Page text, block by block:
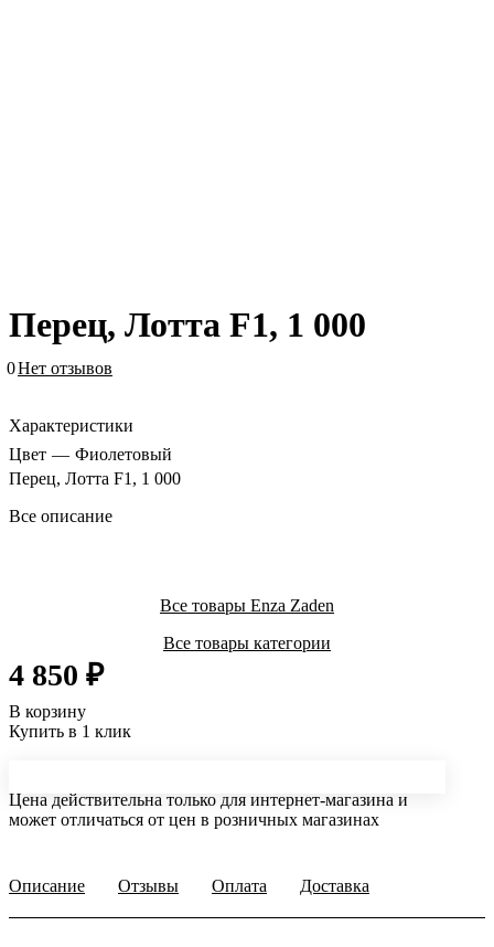
Перец, Лотта F1, 1 000
0Нет отзывов
Характеристики
Цвет — Фиолетовый
Перец, Лотта F1, 1 000
Все описание
Все товары Enza Zaden
Все товары категории
4 850 ₽
В корзину
Купить в 1 клик
Цена действительна только для интернет-магазина и
может отличаться от цен в розничных магазинах
Описание Отзывы Оплата Доставка